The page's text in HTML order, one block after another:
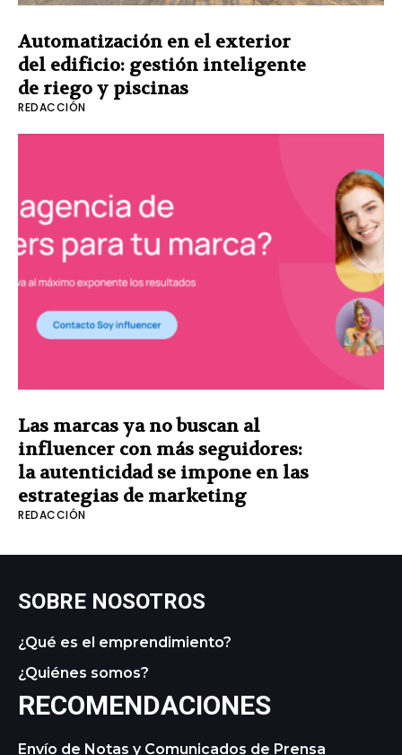
Automatización en el exterior
del edificio: gestión inteligente
de riego y piscinas
REDACCIÓN
Las marcas ya no buscan al
influencer con más seguidores:
la autenticidad se impone en las
estrategias de marketing
REDACCIÓN
SOBRE NOSOTROS
¿Qué es el emprendimiento?
¿Quiénes somos?
RECOMENDACIONES
Envío de Notas y Comunicados de Prensa